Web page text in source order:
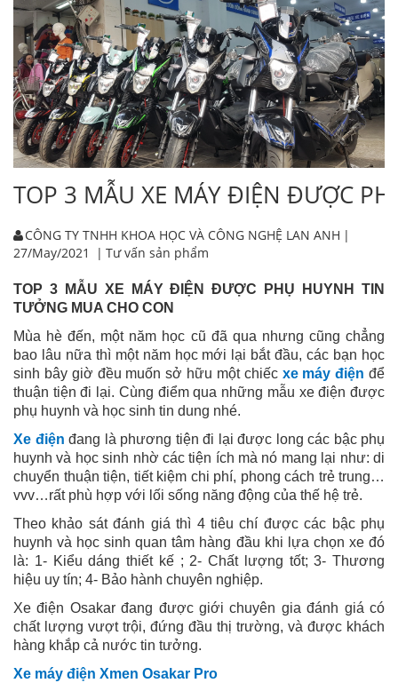
TOP 3 MẪU XE MÁY ĐIỆN ĐƯỢC
CÔNG TY TNHH KHOA HỌC VÀ CÔNG NGHỆ LAN ANH |
27/May/2021
| Tư vấn sản phẩm
TOP 3
MẪU XE MÁY ĐIỆN ĐƯỢC PHỤ HUYNH TIN
TƯỞNG MUA CHO CON
Mùa hè đến, một năm học cũ đã qua nhưng cũng chẳng
bao lâu nữa thì một năm học mới lại bắt đầu, các bạn học
sinh bây giờ đều muốn sở hữu một chiếc xe máy điện để
thuận tiện đi lại. Cùng điểm qua những mẫu xe điện được
phụ huynh và học sinh tin dung nhé.
Xe điện đang là phương tiện đi lại được long các bậc phụ
huynh và học sinh nhờ các tiện ích mà nó mang lại như: di
chuyển thuận tiện, tiết kiệm chi phí, phong cách trẻ trung…
vvv…rất phù hợp với lối sống năng động của thế hệ trẻ.
Theo khảo sát đánh giá thì 4 tiêu chí được các bậc phụ
huynh và học sinh quan tâm hàng đầu khi lựa chọn xe đó
là: 1- Kiểu dáng thiết kế ; 2- Chất lượng tốt; 3- Thương
hiệu uy tín; 4- Bảo hành chuyên nghiệp.
Xe điện Osakar đang được giới chuyên gia đánh giá có
chất lượng vượt trội, đứng đầu thị trường, và được khách
hàng khắp cả nước tin tưởng.
Xe máy điện Xmen Osakar Pro